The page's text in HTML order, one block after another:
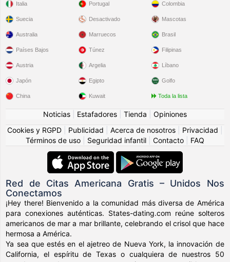
Italia
Suecia
Portugal
Desactivado
Colombia
Mascotas
Australia
Países Bajos
Austria
Japón
China
Marruecos
Túnez
Argelia
Egipto
Kuwait
Brasil
Filipinas
Líbano
Golfo
Toda la lista
Noticias Estafadores Tienda
Opiniones
Cookies y RGPD
Publicidad Acerca de nosotros Privacidad
Términos de uso
Seguridad infantil Contacto FAQ
Red de Citas Americana Gratis – Unidos Nos
Conectamos
¡Hey there! Bienvenido a la comunidad más diversa de América
para conexiones auténticas. States-dating.com reúne solteros
americanos de mar a mar brillante, celebrando el crisol que hace
hermosa a América.
Ya sea que estés en el ajetreo de Nueva York, la innovación de
California, el espíritu de Texas o cualquiera de nuestros 50